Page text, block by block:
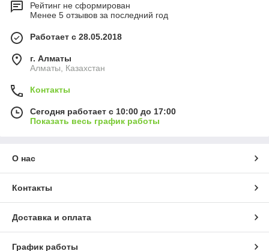
Рейтинг не сформирован
Менее 5 отзывов за последний год
Работает с 28.05.2018
г. Алматы
Алматы, Казахстан
Контакты
Сегодня работает с 10:00 до 17:00
Показать весь график работы
О нас
Контакты
Доставка и оплата
График работы